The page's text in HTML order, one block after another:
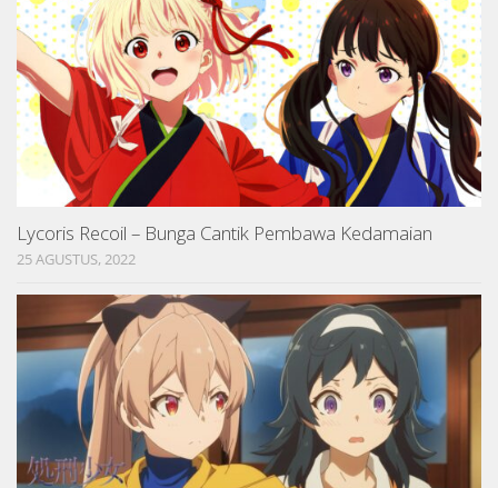
Lycoris Recoil – Bunga Cantik Pembawa Kedamaian
25 AGUSTUS, 2022